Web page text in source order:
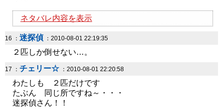
ネタバレ内容を表示
16 ： 迷探偵 ：2010-08-01 22:19:35
２匹しか倒せない…。
17 ： チェリー☆ ：2010-08-01 22:20:58
わたしも ２匹だけです
たぶん 同じ所ですね～・・・
迷探偵さん！！